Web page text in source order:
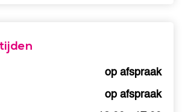
op afspraak
op afspraak